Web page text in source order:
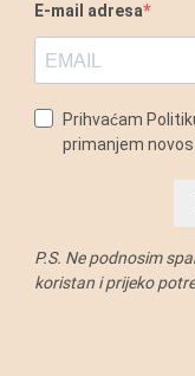
E-mail adresa
Prihvaćam
primanjem
P.S. Ne podnosim
koristan i prijeko